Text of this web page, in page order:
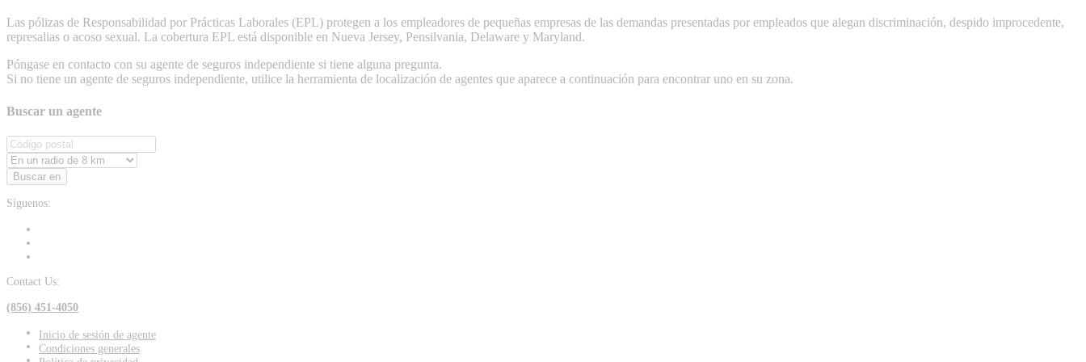
Las pólizas de Responsabilidad por Prácticas Laborales (EPL) protegen a los empleadores de pequeñas empresas de las demandas presentadas por empleados que alegan discriminación, despido improcedente,
represalias o acoso sexual. La cobertura EPL está disponible en Nueva Jersey, Pensilvania, Delaware y Maryland.
Póngase en contacto con su agente de seguros independiente si tiene alguna pregunta.
Si no tiene un agente de seguros independiente, utilice la herramienta de localización de agentes que aparece a continuación para encontrar uno en su zona.
Buscar un agente
Buscar en
Síguenos:
Contact Us:
(856) 451-4050
Inicio de sesión de agente
Condiciones generales